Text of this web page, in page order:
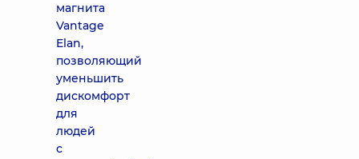
магнита
Vantage
Elan,
позволяющий
уменьшить
дискомфорт
для
людей
с